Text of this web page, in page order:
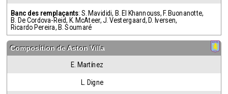
Banc des remplaçants: S. Mavididi, B. El Khannouss, F. Buonanotte,
B. De Cordova-Reid, K. McAteer,J. Vestergaard, D. Iversen,
Ricardo Pereira, B. Soumaré
Composition deAston Villa
E. Martínez
L. Digne